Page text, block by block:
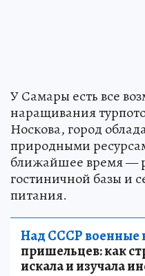
У Самары есть все
наращивания
Носкова, город
природными
ближайшее время —
гостиничной базы и
питания.
Над СССР военные
пришельцев: как
искала и изучала